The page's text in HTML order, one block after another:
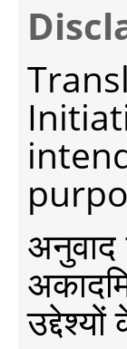
अनुवाद